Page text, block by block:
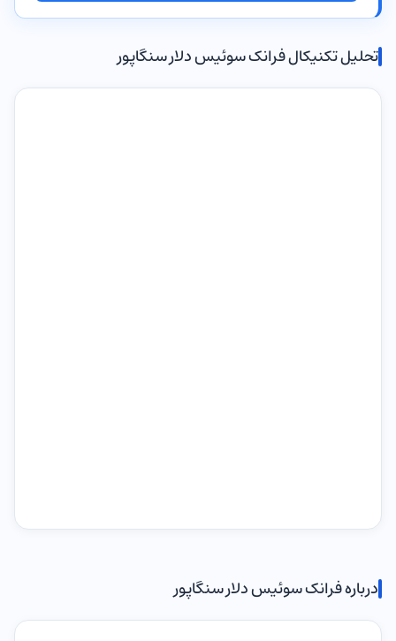
تحلیل تکنیکال فرانک سوئیس دلار سنگاپور
درباره فرانک سوئیس دلار سنگاپور